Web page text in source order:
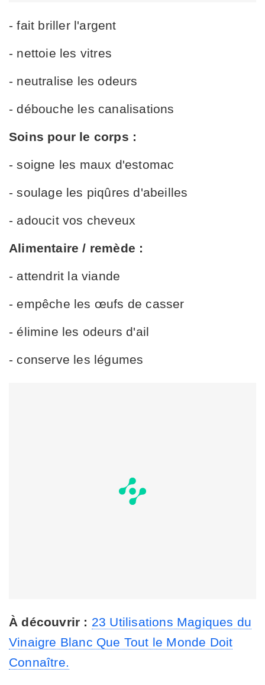
- fait briller l'argent
- nettoie les vitres
- neutralise les odeurs
- débouche les canalisations
Soins pour le corps :
- soigne les maux d'estomac
- soulage les piqûres d'abeilles
- adoucit vos cheveux
Alimentaire / remède :
- attendrit la viande
- empêche les œufs de casser
- élimine les odeurs d'ail
- conserve les légumes
À découvrir : 23 Utilisations Magiques du
Vinaigre Blanc Que Tout le Monde Doit
Connaître.